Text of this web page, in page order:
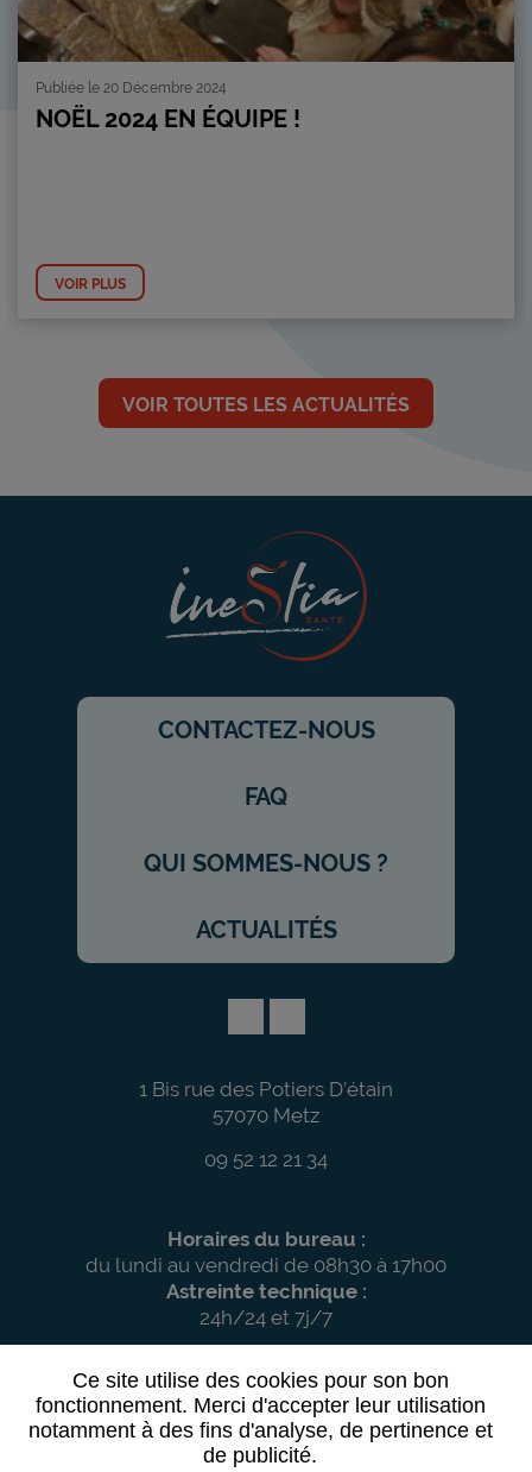
Ce site utilise des cookies pour son bon
fonctionnement. Merci d'accepter leur utilisation
notamment à des fins d'analyse, de pertinence et
de publicité.
Publiée le 20 Décembre 2024
NOËL 2024 EN ÉQUIPE !
VOIR PLUS
VOIR TOUTES LES ACTUALITÉS
CONTACTEZ-NOUS
FAQ
QUI SOMMES-NOUS ?
ACTUALITÉS
1 Bis rue des Potiers D’étain
57070 Metz
09 52 12 21 34
Horaires du bureau :
du lundi au vendredi de 08h30 à 17h00
Astreinte technique :
24h/24 et 7j/7
Mentions légales